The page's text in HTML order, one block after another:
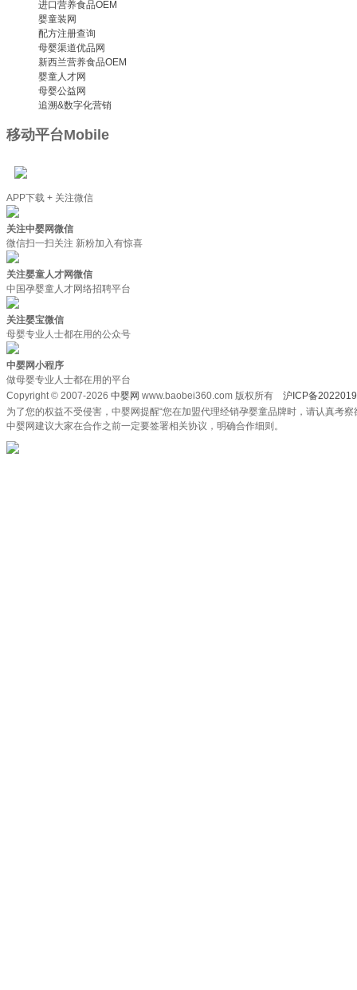
进口营养食品OEM
婴童装网
配方注册查询
母婴渠道优品网
新西兰营养食品OEM
婴童人才网
母婴公益网
追溯&数字化营销
移动平台Mobile
APP下载 + 关注微信
关注中婴网微信
微信扫一扫关注 新粉加入有惊喜
关注婴童人才网微信
中国孕婴童人才网络招聘平台
关注婴宝微信
母婴专业人士都在用的公众号
中婴网小程序
做母婴专业人士都在用的平台
Copyright © 2007-2026 中婴网 www.baobei360.com 版权所有 沪ICP备
为了您的权益不受侵害，中婴网提醒“您在加盟代理经销孕婴童品牌时，请认真考
中婴网建议大家在合作之前一定要签署相关协议，明确合作细则。